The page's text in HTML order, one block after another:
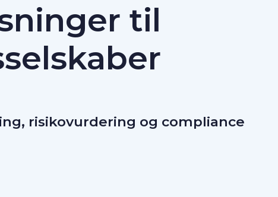
til
risikovurdering og compliance